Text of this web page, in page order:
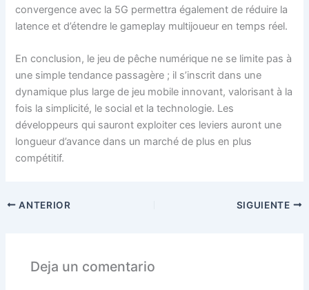
convergence avec la 5G permettra également de réduire la
latence et d’étendre le gameplay multijoueur en temps réel.
En conclusion, le jeu de pêche numérique ne se limite pas à
une simple tendance passagère ; il s’inscrit dans une
dynamique plus large de jeu mobile innovant, valorisant à la
fois la simplicité, le social et la technologie. Les
développeurs qui sauront exploiter ces leviers auront une
longueur d’avance dans un marché de plus en plus
compétitif.
ANTERIOR SIGUIENTE
Deja un comentario